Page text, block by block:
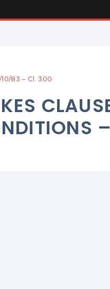
83 – Cl. 300
–